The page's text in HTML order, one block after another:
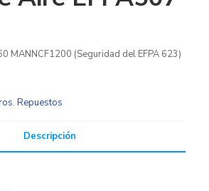
MANNCF1200 (Seguridad del EFPA 623)
, Repuestos
Descripción